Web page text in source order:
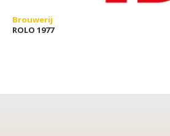
Brouwerij
ROLO 1977